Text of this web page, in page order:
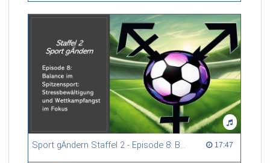
Sport gÄndern Staffel 2 - Episode 8: Balance im Spitzensport: Stressbewältigung und Wettkampfangst im Fokus 17:47
17:47 duration